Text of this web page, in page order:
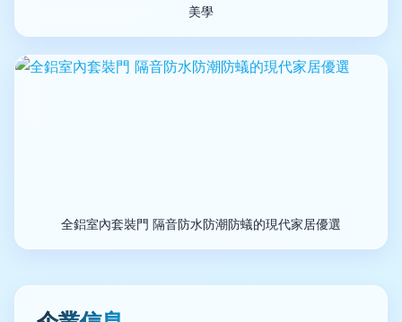
美學
全鋁室內套裝門 隔音防水防潮防蟻的現代家居優選